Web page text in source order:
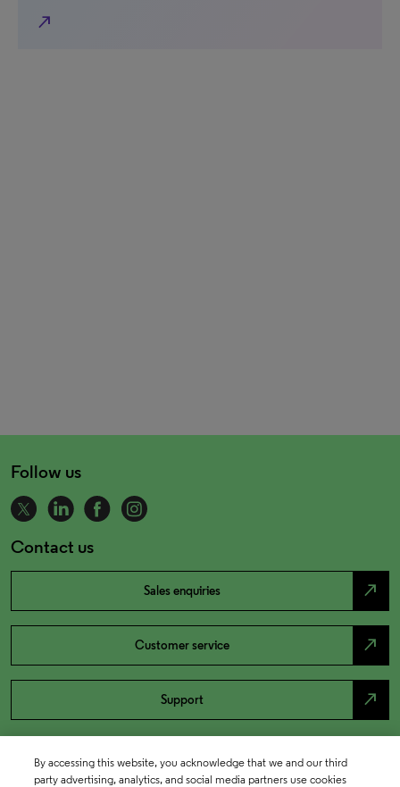
north_east
Follow us
Contact us
Sales enquiries north_east
Customer service north_east
Support north_east
By accessing this website, you acknowledge that we and our third
party advertising, analytics, and social media partners use cookies